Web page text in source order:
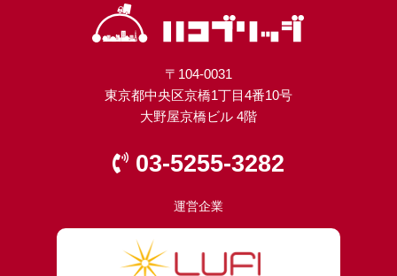
〒104-0031
東京都中央区京橋1丁目4番10号
大野屋京橋ビル 4階
03-5255-3282
運営企業